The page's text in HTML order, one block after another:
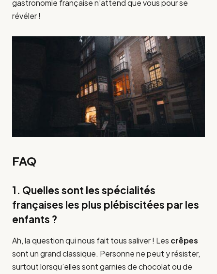
gastronomie française n’attend que vous pour se
révéler !
FAQ
1. Quelles sont les spécialités
françaises les plus plébiscitées par les
enfants ?
Ah, la question qui nous fait tous saliver ! Les crêpes
sont un grand classique. Personne ne peut y résister,
surtout lorsqu’elles sont garnies de chocolat ou de